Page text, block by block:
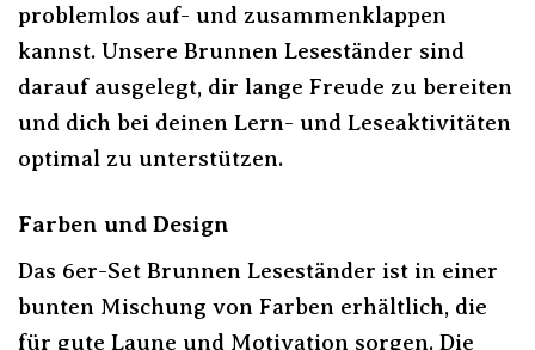
problemlos auf- und zusammenklappen
kannst. Unsere Brunnen Leseständer sind
darauf ausgelegt, dir lange Freude zu bereiten
und dich bei deinen Lern- und Leseaktivitäten
optimal zu unterstützen.
Farben und Design
Das 6er-Set Brunnen Leseständer ist in einer
bunten Mischung von Farben erhältlich, die
für gute Laune und Motivation sorgen. Die